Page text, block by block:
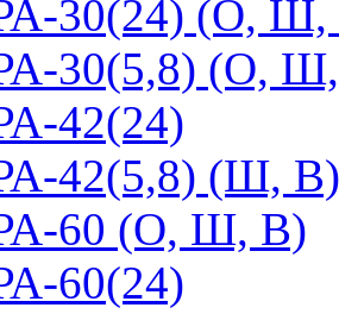
30(24) (О,
30(5,8) (О,
42(24)
42(5,8) (Ш, В)
60 (О, Ш, В)
60(24)